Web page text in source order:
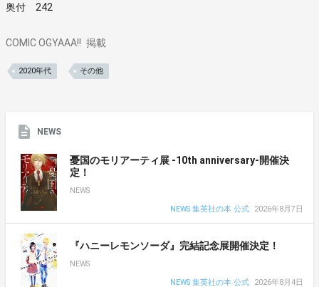
奥付 242
COMIC OGYAAA!! 掲載
2020年代 その他
NEWS
憂国のモリアーティ展 -10th anniversary-開催決
定！
NEWS
NEWS 集英社の本 公式
2026年8月7日
『ハニーレモンソーダ』完結記念展開催決定！
NEWS
NEWS 集英社の本 公式
2026年8月4日